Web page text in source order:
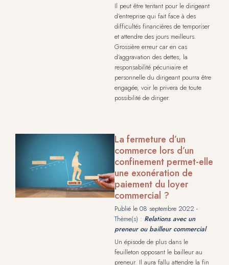
Il peut être tentant pour le dirigeant
d’entreprise qui fait face à des
difficultés financières de temporiser
et attendre des jours meilleurs.
Grossière erreur car en cas
d’aggravation des dettes, la
responsabilité pécuniaire et
personnelle du dirigeant pourra être
engagée, voir le privera de toute
possibilité de diriger.
La fermeture d’un
commerce lors d’un
confinement permet-elle
une exonération de
paiement du loyer
commercial ?
Publié le 08 septembre 2022 -
Thème(s) : Relations avec un
preneur ou bailleur commercial
Un épisode de plus dans le
feuilleton opposant le bailleur au
preneur. Il aura fallu attendre la fin